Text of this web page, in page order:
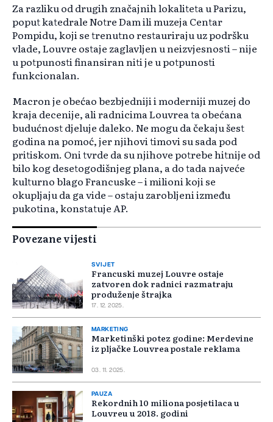
Za razliku od drugih značajnih lokaliteta u Parizu,
poput katedrale Notre Dam ili muzeja Centar
Pompidu, koji se trenutno restauriraju uz podršku
vlade, Louvre ostaje zaglavljen u neizvjesnosti – nije
u potpunosti finansiran niti je u potpunosti
funkcionalan.
Macron je obećao bezbjedniji i moderniji muzej do
kraja decenije, ali radnicima Louvrea ta obećana
budućnost djeluje daleko. Ne mogu da čekaju šest
godina na pomoć, jer njihovi timovi su sada pod
pritiskom. Oni tvrde da su njihove potrebe hitnije od
bilo kog desetogodišnjeg plana, a do tada najveće
kulturno blago Francuske – i milioni koji se
okupljaju da ga vide – ostaju zarobljeni između
pukotina, konstatuje AP.
Povezane vijesti
SVIJET
Francuski muzej Louvre ostaje
zatvoren dok radnici razmatraju
produženje štrajka
17. 12. 2025.
MARKETING
Marketinški potez godine: Merdevine
iz pljačke Louvrea postale reklama
03. 11. 2025.
PAUZA
Rekordnih 10 miliona posjetilaca u
Louvreu u 2018. godini